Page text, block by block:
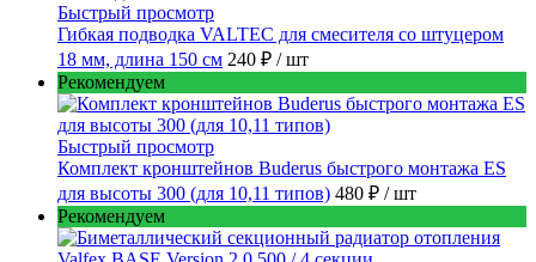
Быстрый просмотр
Гибкая подводка VALTEC для смесителя со штуцером
18 мм, длина 150 см 240 ₽ / шт
Рекомендуем
Быстрый просмотр
Комплект кронштейнов Buderus быстрого монтажа ES
для высоты 300 (для 10,11 типов) 480 ₽ / шт
Рекомендуем